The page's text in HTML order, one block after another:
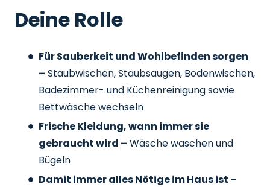
Deine Rolle
Für Sauberkeit und Wohlbefinden sorgen
– Staubwischen, Staubsaugen, Bodenwischen,
Badezimmer- und Küchenreinigung sowie
Bettwäsche wechseln
Frische Kleidung, wann immer sie
gebraucht wird – Wäsche waschen und
Bügeln
Damit immer alles Nötige im Haus ist –